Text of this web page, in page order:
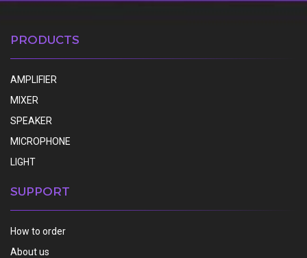
PRODUCTS
AMPLIFIER
MIXER
SPEAKER
MICROPHONE
LIGHT
SUPPORT
How to order
About us